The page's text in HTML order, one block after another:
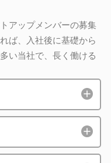
アップメンバーの募集
ば、入社後に基礎から
い当社で、長く働ける